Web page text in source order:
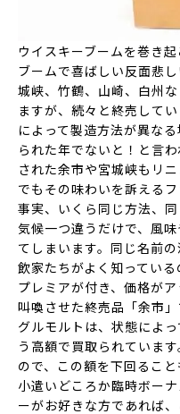
ウイスキーブームを巻き
ブームで喜ばしい反面悲し
城峡、竹鶴、山崎、白州
ますが、続々と終売 して
によって製造方法が異な
られた年でないと！と言
された余市や宮城峡もリ
でもその味わいを訴える
事実、いくら同じ方法、
気候一つ違うだけで、風
てしまいます。同じ名前
飲家たちがよく知ってい
プレミアが付き、価格が
叫喚させた終売品「余市
グルモルトは、状態によ
う高額で買取られていま
ので、この額を下回るこ
小遣いどころか臨時ボー
ーがお好きな方であれば